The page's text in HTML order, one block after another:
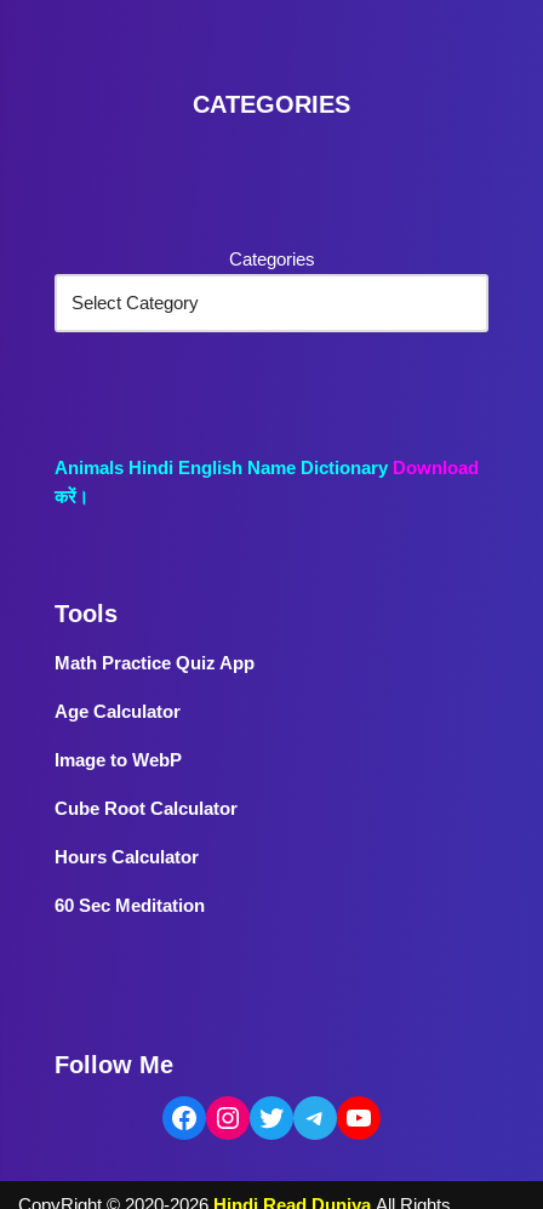
CATEGORIES
Categories
Animals Hindi English Name Dictionary Download
करें।
Tools
Math Practice Quiz App
Age Calculator
Image to WebP
Cube Root Calculator
Hours Calculator
60 Sec Meditation
Follow Me